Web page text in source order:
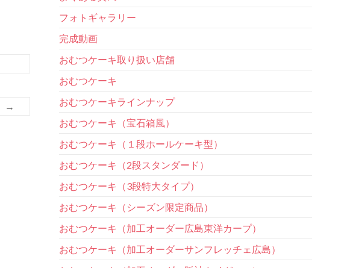
→
フォトギャラリー
完成動画
おむつケーキ取り扱い店舗
おむつケーキ
おむつケーキラインナップ
おむつケーキ（宝石箱風）
おむつケーキ（１段ホールケーキ型）
おむつケーキ（2段スタンダード）
おむつケーキ（3段特大タイプ）
おむつケーキ（シーズン限定商品）
おむつケーキ（加工オーダー広島東洋カープ）
おむつケーキ（加工オーダーサンフレッチェ広島）